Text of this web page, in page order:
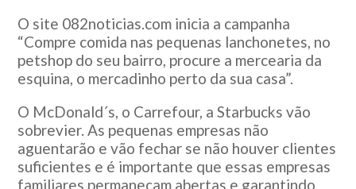
O site 082noticias.com inicia a campanha
“Compre comida nas pequenas lanchonetes, no
petshop do seu bairro, procure a mercearia da
esquina, o mercadinho perto da sua casa”.
O McDonald´s, o Carrefour, a Starbucks vão
sobrevier. As pequenas empresas não
aguentarão e vão fechar se não houver clientes
suficientes e é importante que essas empresas
familiares permaneçam abertas e garantindo